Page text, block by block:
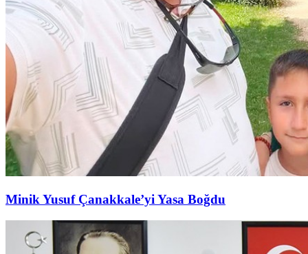
Minik Yusuf Çanakkale’yi Yasa Boğdu